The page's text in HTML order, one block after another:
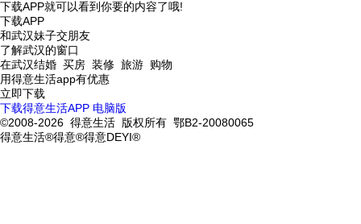
下载APP就可以看到你要的内容了哦!
下载APP
和武汉妹子交朋友
了解武汉的窗口
在武汉结婚 买房 装修 旅游 购物
用得意生活app有优惠
立即下载
下载得意生活APP 电脑版
©2008-2026 得意生活 版权所有 鄂B2-20080065
得意生活®得意®得意DEYI®